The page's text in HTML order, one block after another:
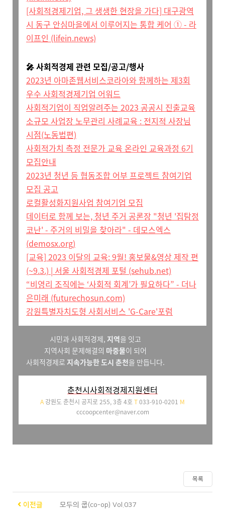
[사회적경제기업, 그 생생한 현장을 가다] 대구광역
시 동구 안심마을에서 이루어지는 통합 케어 ① - 라
이프인 (lifein.news)
🎤 사회적경제 관련 모집/공고/행사
2023년 아마존웹서비스코라아와 함께하는 제3회
우수 사회적경제기업 어워드
사회적기업이 직업알려주는 2023 공공시 진출교육
소규모 사업장 노무관리 사례교육 : 전지적 사장님
시점(노동법편)
사회적가치 측정 전문가 교육 온라인 교육과정 6기
모집안내
2023년 청년 등 협동조합 어부 프로젝트 참여기업
모집 공고
로컬활성화지원사업 참여기업 모집
데이터로 함께 보는, 청년 주거 공론장 "청년 '집탐정
코난' - 주거의 비밀을 찾아라" - 데모스엑스
(demosx.org)
[교육] 2023 이달의 교육: 9월! 홍보물&영상 제작 편
(~9.3.) | 서울 사회적경제 포털 (sehub.net)
“비영리 조직에는 ‘사회적 회계’가 필요하다” - 더나
은미래 (futurechosun.com)
강원특별자치도형 사회서비스 'G-Care'포럼
시민과 사회적경제, 지역을 잇고
지역사회 문제해결의 마중물이 되어
사회적경제로 지속가능한 도시 춘천을 만듭니다.
춘천시사회적경제지원센터
A 강원도 춘천시 공지로 255, 3층 4호 T033-910-0201 M
cccoopcenter@naver.com
목록
이전글 모두의 쿱(co-op) Vol.037